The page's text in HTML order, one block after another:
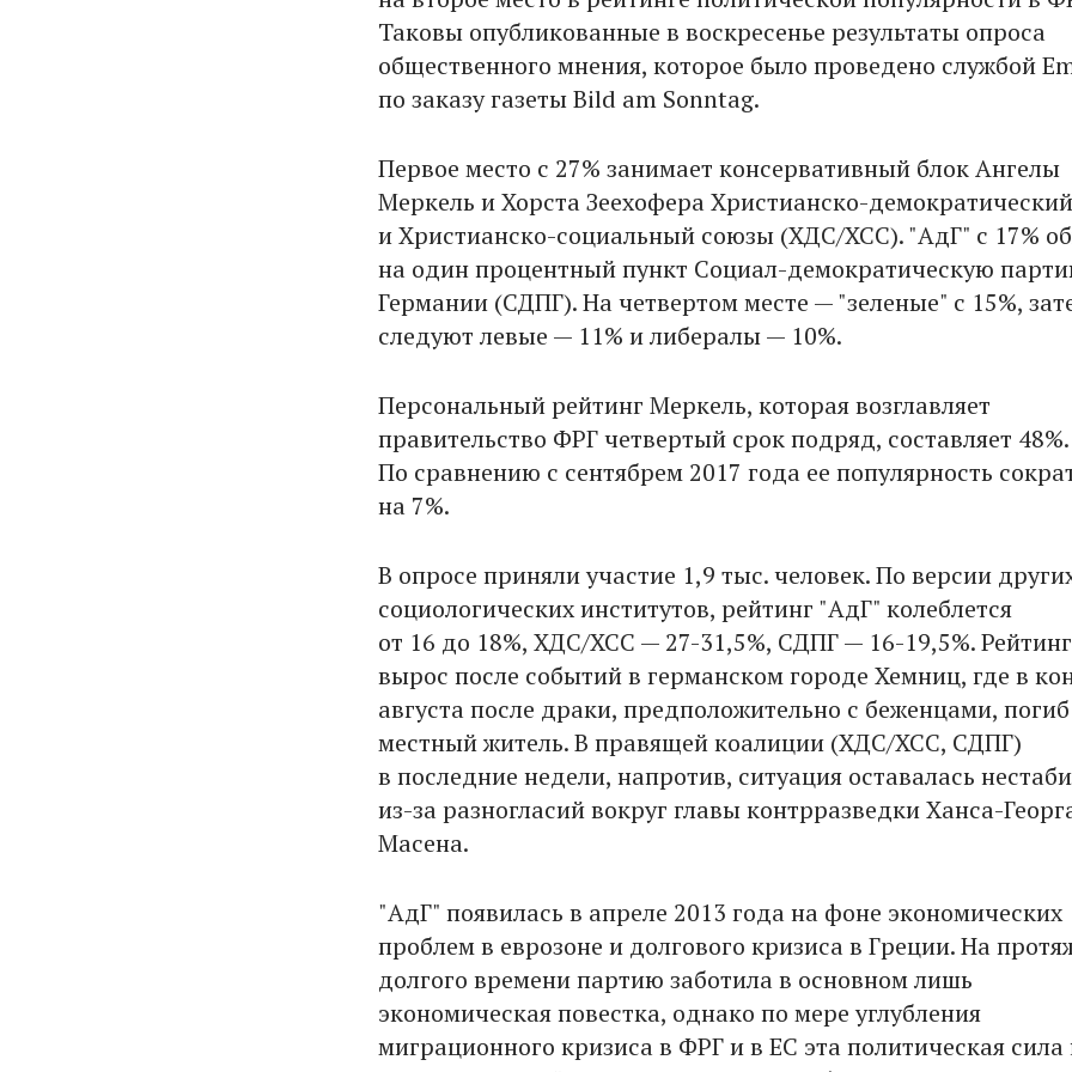
Таковы опубликованные в воскресенье результаты опроса
общественного мнения, которое было проведено службой
по заказу газеты Bild am Sonntag.
Первое место с 27% занимает консервативный блок Ангелы
Меркель и Хорста Зеехофера Христианско-демократический
и Христианско-социальный союзы (ХДС/ХСС). "АдГ" с 17%
на один процентный пункт Социал-демократическую
Германии (СДПГ). На четвертом месте — "зеленые" с 15%,
следуют левые — 11% и либералы — 10%.
Персональный рейтинг Меркель, которая возглавляет
правительство ФРГ четвертый срок подряд, составляет 48%.
По сравнению с сентябрем 2017 года ее популярность
на 7%.
В опросе приняли участие 1,9 тыс. человек. По версии
социологических институтов, рейтинг "АдГ" колеблется
от 16 до 18%, ХДС/ХСС — 27-31,5%, СДПГ — 16-19,5%.
вырос после событий в германском городе Хемниц, где в
августа после драки, предположительно с беженцами, погиб
местный житель. В правящей коалиции (ХДС/ХСС, СДПГ)
в последние недели, напротив, ситуация оставалась
из-за разногласий вокруг главы контрразведки Ханса-
Масена.
"АдГ" появилась в апреле 2013 года на фоне экономических
проблем в еврозоне и долгового кризиса в Греции. На
долгого времени партию заботила в основном лишь
экономическая повестка, однако по мере углубления
миграционного кризиса в ФРГ и в ЕС эта политическая сила